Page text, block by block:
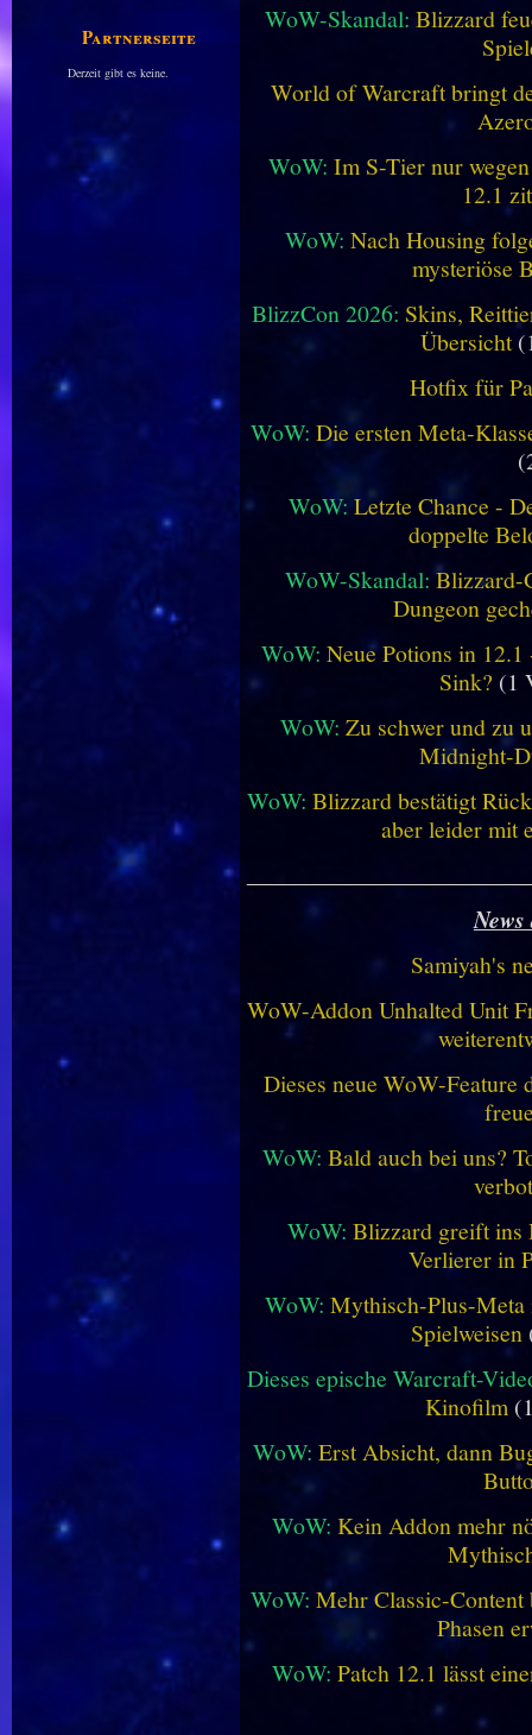
Partnerseiten
Derzeit gibt es keine.
WoW-Skandal: Blizzard
World of Warcraft bringt
WoW: Im S-Tier nur
12.1
WoW: Nach Housing
mysteriöse
BlizzCon 2026: Skins,
Übersicht
Hotfix für
WoW: Die ersten Meta-
WoW:Letzte Chance -
doppelte
WoW-Skandal: Blizzard-
Dungeon
WoW:Neue Potions in
Sink? (1
WoW: Zu schwer und zu
Midnight-
WoW: Blizzard bestätigt
aber leider mit
Samiyah's
WoW-Addon Unhalted Unit
Dieses neue WoW-
WoW: Bald auch bei uns?
WoW: Blizzard greift ins
Verlierer in
WoW: Mythisch-Plus-Meta
Spielweisen
Dieses epische Warcraft-
Kinofilm
WoW: Erst Absicht, dann
WoW: Kein Addon mehr
WoW: Mehr Classic-
Phasen
WoW: Patch 12.1 lässt